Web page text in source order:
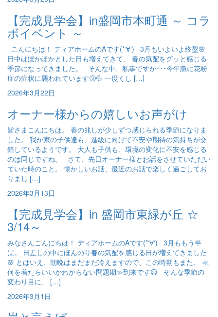
【完成見学会】in盛岡市本町通 ～ コラ
ボイベント ～
こんにちは！ ディアホームのAです(*‘∀‘) 3月もいよいよ終盤🌸
日中はぽかぽかとした日も増えてきて、 春の気配をグッと感じる
季節になってきました。 そんな中、私事ですが･･･今年急に花粉
症の症状に襲われています🤧💦 一度くし […]
2026年3月22日
オーナー様からの嬉しいお声がけ
皆さまこんにちは。 春の兆しが少しずつ感じられる季節になりま
した。 我が家の子供達も、進級に向けて不安や期待の気持ちが交
錯しているようです。 大人も子供も、環境の変化に不安を感じる
のは同じですね。 さて、先日オーナー様とお話をさせていただい
ていた時のこと。 懐かしいお話、最近のお話で楽しく過ごしてお
りまし […]
2026年3月13日
【完成見学会】in 盛岡市東緑が丘 ☆
3/14～
みなさんこんにちは！ ディアホームのAです(*‘∀‘) 3月ももう半
ば。 日差しの中にほんのり春の気配を感じる日が増えてきました
🌸 とはいえ、朝晩はまだまだ冷えますので、この時期もまた、 ≪
何を着たらいいかわからない問題期≫到来です😥 そんな季節の
変わり目に、 […]
2026年3月1日